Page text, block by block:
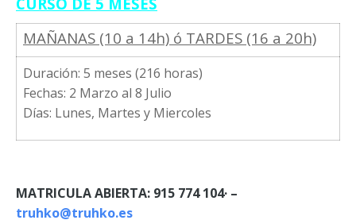
MAÑANAS (10 a 14h) ó TARDES (16 a 20h)
Duración: 5 meses (216 horas)
Fechas: 2 Marzo al 8 Julio
Días: Lunes, Martes y Miercoles
MATRICULA ABIERTA: 915 774 104· –
truhko@truhko.es